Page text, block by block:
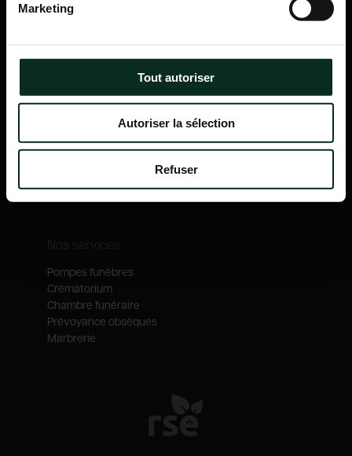
Marketing
Tout autoriser
Autoriser la sélection
Refuser
Itinéraire
Navigation
Qui sommes-nous ?
Notre catalogue
Nos métiers
Pompes funèbres
Crématorium
Chambre funéraire
Prévoyance obsèques
Marbrerie